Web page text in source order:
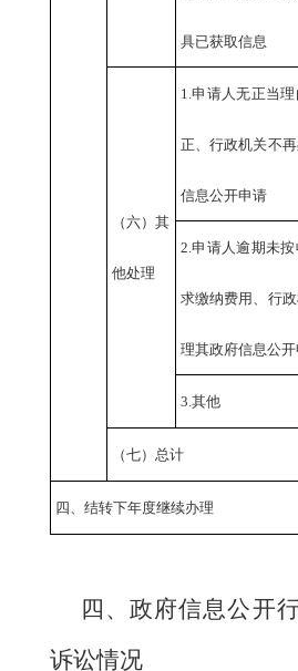
具已获取信息
（六）其
他处理
1.申请人无正当
正、行政机关不
信息公开申请
2.申请人逾期未
求缴纳费用、行
理其政府信息公
3.其他
（七）总计
四、结转下年度继续办理
四、政府信息公开
诉讼情况